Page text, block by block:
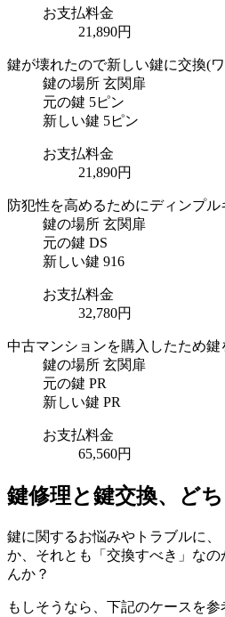
お支払料金
21,890円
鍵が壊れたので新しい鍵に交換(
鍵の場所 玄関扉
元の鍵 5ピン
新しい鍵 5ピン
お支払料金
21,890円
防犯性を高めるためにディンプル
鍵の場所 玄関扉
元の鍵 DS
新しい鍵 916
お支払料金
32,780円
中古マンションを購入したため鍵
鍵の場所 玄関扉
元の鍵 PR
新しい鍵 PR
お支払料金
65,560円
鍵修理と鍵交換、ど
鍵に関するお悩みやトラブルに
か、それとも「交換すべき」な
んか？
もしそうなら、下記のケースを参